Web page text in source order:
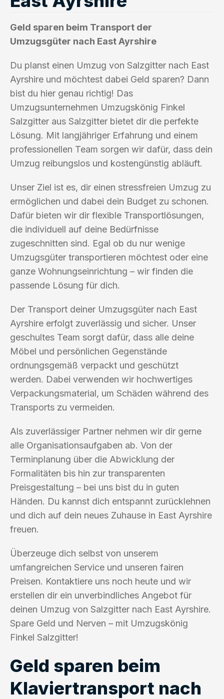
Geld sparen beim Transport der
Umzugsgüter nach East Ayrshire
Du planst einen Umzug von Salzgitter nach East
Ayrshire und möchtest dabei Geld sparen? Dann
bist du hier genau richtig! Das
Umzugsunternehmen Umzugskönig Finkel
Salzgitter aus Salzgitter bietet dir die perfekte
Lösung. Mit langjähriger Erfahrung und einem
professionellen Team sorgen wir dafür, dass dein
Umzug reibungslos und kostengünstig abläuft.
Unser Ziel ist es, dir einen stressfreien Umzug zu
ermöglichen und dabei dein Budget zu schonen.
Dafür bieten wir dir flexible Transportlösungen,
die individuell auf deine Bedürfnisse
zugeschnitten sind. Egal ob du nur wenige
Umzugsgüter transportieren möchtest oder eine
ganze Wohnungseinrichtung – wir finden die
passende Lösung für dich.
Der Transport deiner Umzugsgüter nach East
Ayrshire erfolgt zuverlässig und sicher. Unser
geschultes Team sorgt dafür, dass alle deine
Möbel und persönlichen Gegenstände
ordnungsgemäß verpackt und geschützt
werden. Dabei verwenden wir hochwertiges
Verpackungsmaterial, um Schäden während des
Transports zu vermeiden.
Als zuverlässiger Partner nehmen wir dir gerne
alle Organisationsaufgaben ab. Von der
Terminplanung über die Abwicklung der
Formalitäten bis hin zur transparenten
Preisgestaltung – bei uns bist du in guten
Händen. Du kannst dich entspannt zurücklehnen
und dich auf dein neues Zuhause in East Ayrshire
freuen.
Überzeuge dich selbst von unserem
umfangreichen Service und unseren fairen
Preisen. Kontaktiere uns noch heute und wir
erstellen dir ein unverbindliches Angebot für
deinen Umzug von Salzgitter nach East Ayrshire.
Spare Geld und Nerven – mit Umzugskönig
Finkel Salzgitter!
Geld sparen beim
Klaviertransport nach